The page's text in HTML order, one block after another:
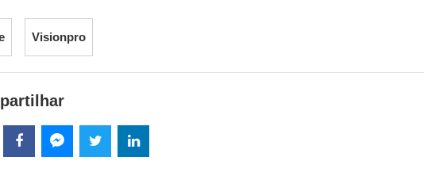
Visionpro